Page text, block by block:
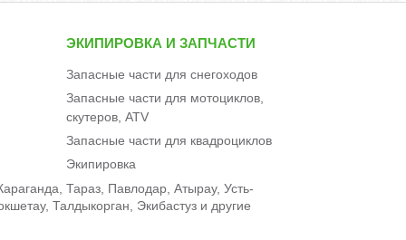
ЭКИПИРОВКА И ЗАПЧАСТИ
Запасные части для снегоходов
Запасные части для мотоциклов,
скутеров, ATV
Запасные части для квадроциклов
Экипировка
Тараз, Павлодар, Атырау, Усть-
Талдыкорган, Экибастуз и другие